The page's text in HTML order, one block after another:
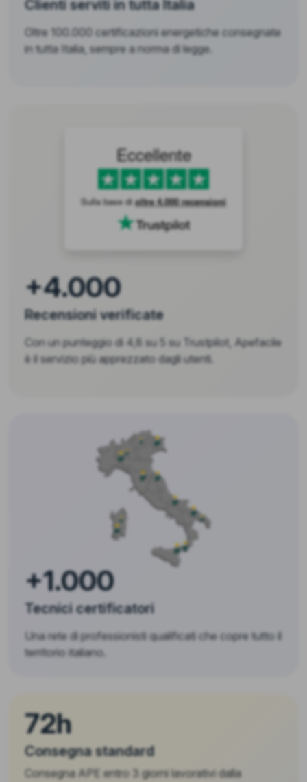
Clienti serviti in tutta Italia
Oltre 100.000 certificazioni energetiche consegnate
in tutta Italia, sempre a norma di legge.
Eccellente
Sulla base dioltre 4.000 recensioni
+4.000
Recensioni verificate
Con un punteggio di 4,8 su 5 su Trustpilot, Apefacile
è il servizio più apprezzato dagli utenti.
+1.000
Tecnici certificatori
Una rete di professionisti qualificati che copre tutto il
territorio italiano.
72h
Consegna standard
Consegna APE entro 3 giorni lavorativi dalla